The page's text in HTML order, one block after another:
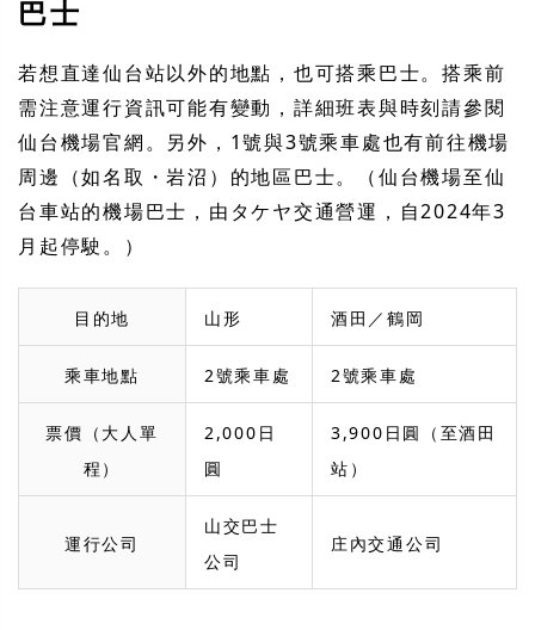
巴士
若想直達仙台站以外的地點，也可搭乘巴士。搭乘前
需注意運行資訊可能有變動，詳細班表與時刻請參閱
仙台機場官網。另外，1號與3號乘車處也有前往機場
周邊（如名取・岩沼）的地區巴士。（仙台機場至仙
台車站的機場巴士，由タケヤ交通營運，自2024年3
月起停駛。）
目的地 山形 酒田／鶴岡
乘車地點 2號乘車處 2號乘車處
票價（大人單
程）
2,000日
圓
3,900日圓（至酒田
站）
運行公司
山交巴士
公司
庄內交通公司